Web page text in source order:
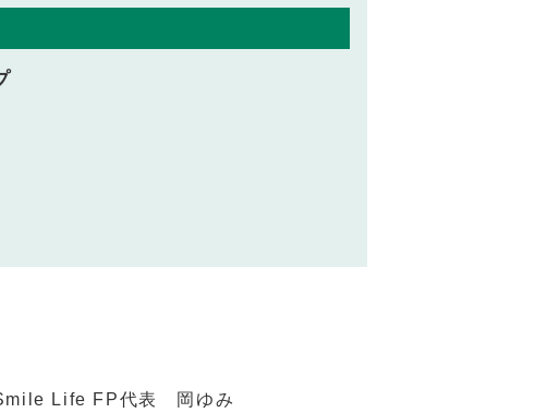
Smile Life FP代表 岡ゆみ